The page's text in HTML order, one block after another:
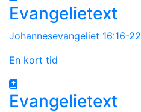
Evangelietext
Johannesevangeliet 16:16-22
En kort tid
Evangelietext